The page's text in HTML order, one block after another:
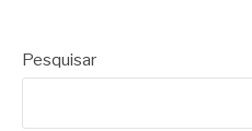
Pesquisar